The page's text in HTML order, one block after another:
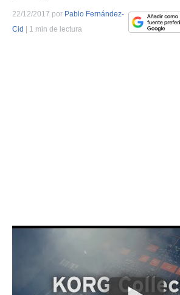
22/12/2017 por Pablo Fernández-
Cid
| 1 min de lectura